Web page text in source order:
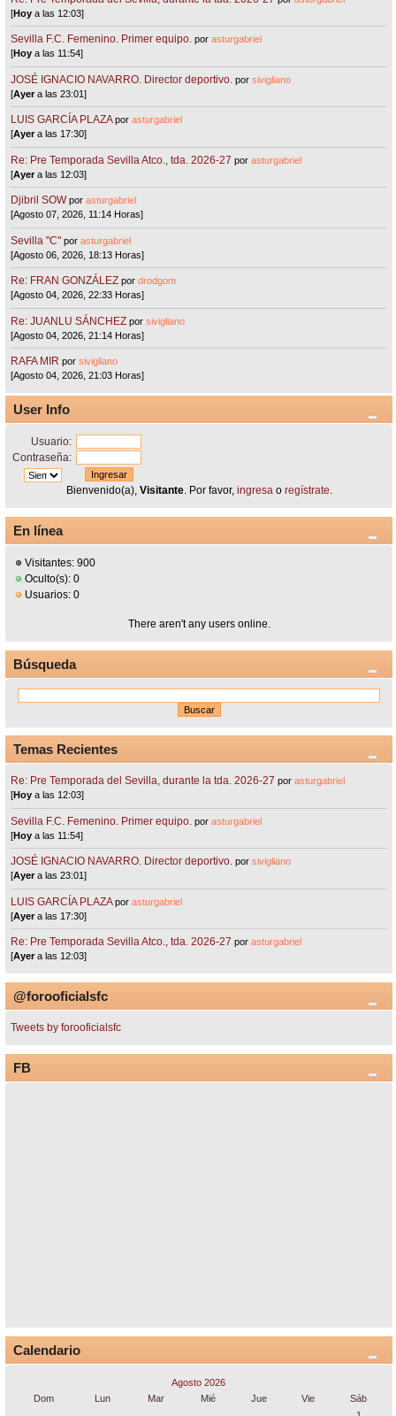
[Hoy a las 12:03]
Sevilla F.C. Femenino. Primer equipo. porasturgabriel
[Hoy a las 11:54]
JOSÉ IGNACIO NAVARRO. Director deportivo. porsivigliano
[Ayera las 23:01]
LUIS GARCÍA PLAZA porasturgabriel
[Ayera las 17:30]
Re: Pre Temporada Sevilla Atco., tda. 2026-27 porasturgabriel
[Ayera las 12:03]
Djibril SOW porasturgabriel
[Agosto 07, 2026, 11:14 Horas]
Sevilla "C"porasturgabriel
[Agosto 06, 2026, 18:13 Horas]
Re: FRAN GONZÁLEZ pordrodgom
[Agosto 04, 2026, 22:33 Horas]
Re: JUANLU SÁNCHEZ porsivigliano
[Agosto 04, 2026, 21:14 Horas]
RAFA MIR porsivigliano
[Agosto 04, 2026, 21:03 Horas]
User Info
Usuario:
Contraseña:
Bienvenido(a), Visitante. Por favor, ingresao regístrate.
En línea
Visitantes: 900
Oculto(s): 0
Usuarios: 0
There aren't any users online.
Búsqueda
Temas Recientes
Re: Pre Temporada del Sevilla, durante la tda. 2026-27 porasturgabriel
[Hoy a las 12:03]
Sevilla F.C. Femenino. Primer equipo. porasturgabriel
[Hoy a las 11:54]
JOSÉ IGNACIO NAVARRO. Director deportivo. porsivigliano
[Ayera las 23:01]
LUIS GARCÍA PLAZA porasturgabriel
[Ayera las 17:30]
Re: Pre Temporada Sevilla Atco., tda. 2026-27 porasturgabriel
[Ayera las 12:03]
@forooficialsfc
Tweets by forooficialsfc
FB
Calendario
Agosto 2026
Dom
Lun Mar Mié Jue Vie
Sáb